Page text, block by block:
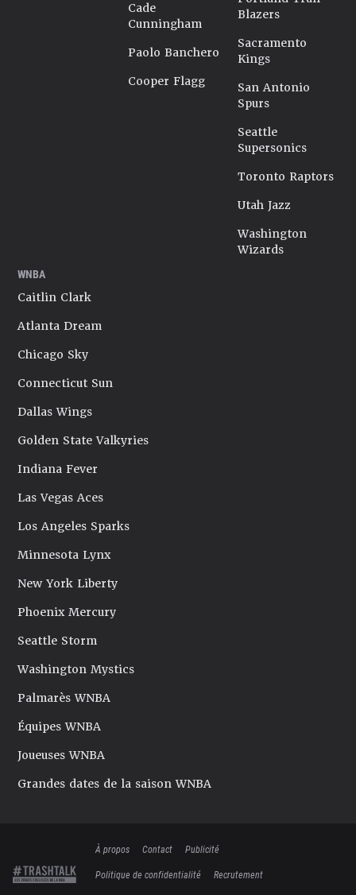
Cade
Cunningham
Paolo Banchero
Cooper Flagg
Blazers
Sacramento
Kings
San Antonio
Spurs
Seattle
Supersonics
Toronto Raptors
Utah Jazz
Washington
Wizards
WNBA
Caitlin Clark
Atlanta Dream
Chicago Sky
Connecticut Sun
Dallas Wings
Golden State Valkyries
Indiana Fever
Las Vegas Aces
Los Angeles Sparks
Minnesota Lynx
New York Liberty
Phoenix Mercury
Seattle Storm
Washington Mystics
Palmarès WNBA
Équipes WNBA
Joueuses WNBA
Grandes dates de la saison WNBA
À propos Contact
Publicité
Politique de confidentialité
Recrutement